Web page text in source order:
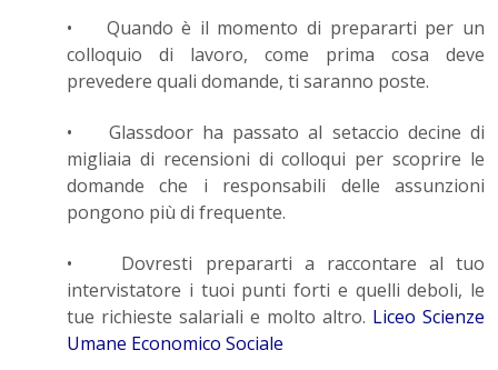
• Quando è il momento di prepararti per un
colloquio di lavoro, come prima cosa deve
prevedere quali domande, ti saranno poste.
• Glassdoor ha passato al setaccio decine di
migliaia di recensioni di colloqui per scoprire le
domande che i responsabili delle assunzioni
pongono più di frequente.
• Dovresti prepararti a raccontare al tuo
intervistatore i tuoi punti forti e quelli deboli, le
tue richieste salariali e molto altro. Liceo Scienze
Umane Economico Sociale